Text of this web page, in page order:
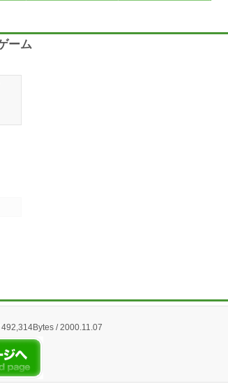
ーム
/ 2000.11.07